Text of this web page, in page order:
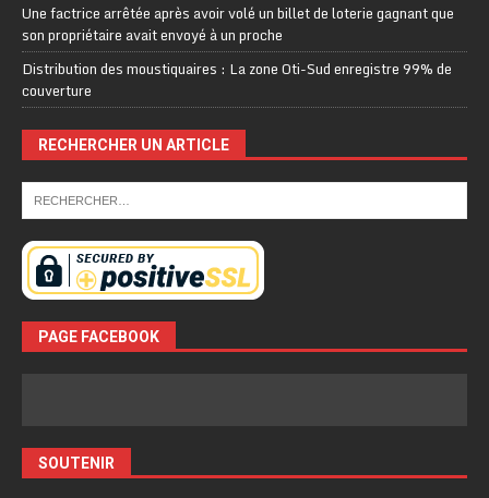
Une factrice arrêtée après avoir volé un billet de loterie gagnant que
son propriétaire avait envoyé à un proche
Distribution des moustiquaires : La zone Oti-Sud enregistre 99% de
couverture
RECHERCHER UN ARTICLE
PAGE FACEBOOK
SOUTENIR